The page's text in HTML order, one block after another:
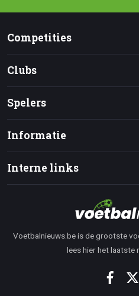
Competities
Clubs
Spelers
Informatie
Interne links
Voetbalnieuws.be is de grootste
lees hier het laatste